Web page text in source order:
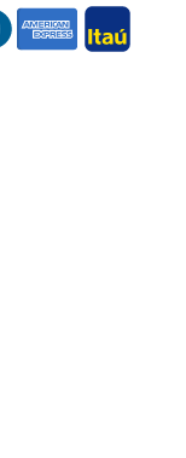
american itau